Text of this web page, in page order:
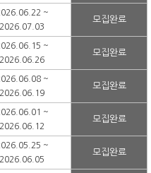
~
2026.07.03
모집완료
~
2026.06.26
모집완료
~
2026.06.19
모집완료
~
2026.06.12
모집완료
~
2026.06.05
모집완료